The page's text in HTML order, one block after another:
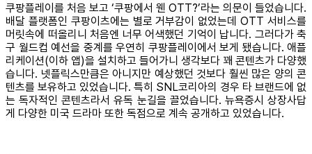
쿠팡플레이를 처음 보고 ‘쿠팡에서 웬 OTT?’라는 의문이 들었습니다.
배달 플랫폼인 쿠팡이츠에는 별로 거부감이 없었는데 OTT 서비스를
머릿속에 떠올리니 처음엔 너무 어색했던 기억이 납니다. 그러다가 축
구 월드컵 예선을 중계를 우연히 쿠팡플레이에서 보게 됐습니다. 애플
리케이션(이하 앱)을 설치하고 들어가니 생각보다 꽤 콘텐츠가 다양했
습니다. 넷플릭스만큼은 아니지만 예상했던 것보다 훨씬 많은 양의 콘
텐츠를 보유하고 있었습니다. 특히 SNL코리아의 경우 타 브랜드에 없
는 독자적인 콘텐츠라서 유독 눈길을 끌었습니다. 뉴욕증시 상장사답
게 다양한 미국 드라마 또한 독점으로 계속 공개하고 있었습니다.